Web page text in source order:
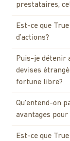
prestataires,
Est-ce que
d’actions?
Puis-je détenir
devises
fortune libre?
Qu'entend-on
avantages
Est-ce que